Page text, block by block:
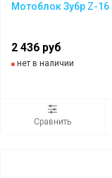
Мотоблок Зубр Z-16
2 436 руб
нет в наличии
Сравнить